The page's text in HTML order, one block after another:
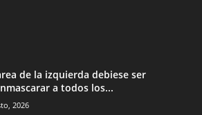
de la izquierda debiese ser
a todos los...
2026